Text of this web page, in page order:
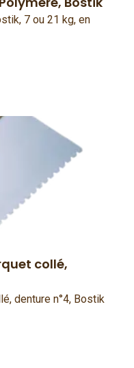
7 ou 21 kg, en
collé,
denture n°4, Bostik